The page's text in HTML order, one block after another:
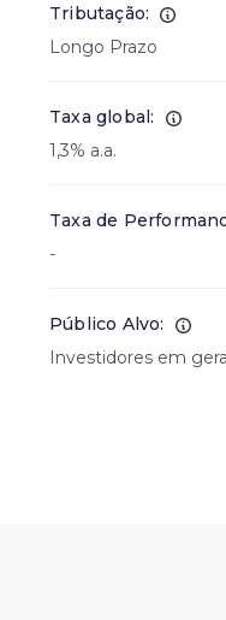
Tributação:
Longo Prazo
Taxa global:
1,3% a.a.
Taxa de
-
Público Alvo:
Investidores em